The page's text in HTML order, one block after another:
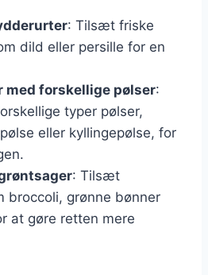
: Tilsæt friske
dild eller persille for en
med forskellige pølser:
typer pølser,
eller kyllingepølse, for
: Tilsæt
broccoli, grønne bønner
at gøre retten mere